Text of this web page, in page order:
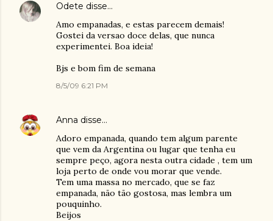
Odete disse…
Amo empanadas, e estas parecem demais!
Gostei da versao doce delas, que nunca
experimentei. Boa ideia!
Bjs e bom fim de semana
8/5/09 6:21 PM
Anna disse…
Adoro empanada, quando tem algum parente
que vem da Argentina ou lugar que tenha eu
sempre peço, agora nesta outra cidade , tem um
loja perto de onde vou morar que vende.
Tem uma massa no mercado, que se faz
empanada, não tão gostosa, mas lembra um
pouquinho.
Beijos